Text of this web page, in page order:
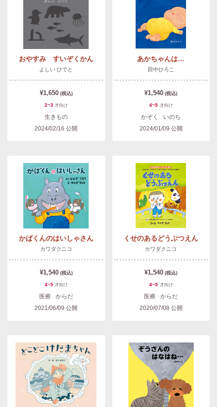
おやすみ すいぞくかん
よしい ひでと
¥1,650 (税込)
2~3 才向け
生きもの
2024/02/16 公開
あかちゃんは…
田中ひろこ
¥1,540 (税込)
4~5 才向け
かぞく
いのち
2024/01/09 公開
かばくんのはいしゃさん
カワダクニコ
¥1,540 (税込)
4~5 才向け
医療
からだ
2021/06/09 公開
くせのあるどうぶつえん
カワダクニコ
¥1,540 (税込)
4~5 才向け
医療
からだ
2020/07/08 公開